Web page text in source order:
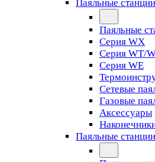
Паяльные
Паяльные
Серия WX
Серия WT/
Серия WE
Сетевые
Газовые
Аксессуары
Паяльные